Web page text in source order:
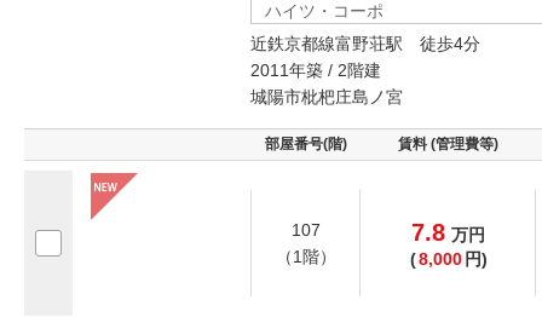
ハイツ・コーポ
近鉄京都線富野荘駅 徒歩4分
2011年築 / 2階建
城陽市枇杷庄島ノ宮
部屋番号(階) 賃料 (管理費等)
107
（1階）
7.8 万円
(8,000 円)